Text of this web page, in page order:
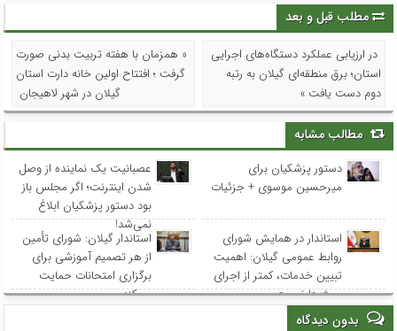
مطلب قبل و بعد
در ارزیابی عملکرد دستگاه‌های اجرایی
استان؛ برق منطقه‌ای گیلان به رتبه
دوم دست یافت »
« همزمان با هفته تربیت بدنی صورت
گرفت ؛ افتتاح اولین خانه دارت استان
گیلان در شهر لاهیجان
مطالب مشابه
دستور پزشکیان برای
میرحسین موسوی + جزئیات
عصبانیت یک نماینده از وصل
شدن اینترنت؛ اگر مجلس باز
بود دستور پزشکیان ابلاغ
نمی‌شد!
استاندار در همایش شورای
روابط عمومی‌ گیلان: اهمیت
تبیین خدمات، کمتر از اجرای
پروژه‌ها نیست
استاندار گیلان: شورای تأمین
از هر تصمیم آموزشی برای
برگزاری امتحانات حمایت
می‌کند
بدون دیدگاه